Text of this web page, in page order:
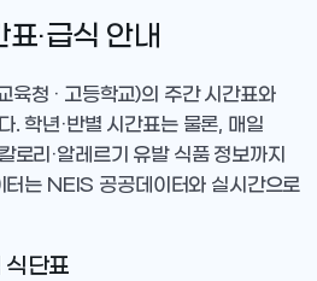
표·급식 안내
육청 · 고등학교)의 주간 시간표와
. 학년·반별 시간표는 물론, 매일
로리·알레르기 유발 식품 정보까지
터는 NEIS 공공데이터와 실시간으로
식단표